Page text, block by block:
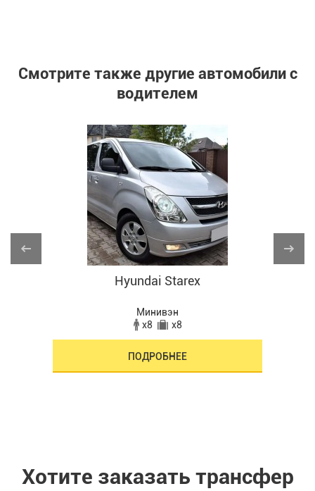
Смотрите также другие автомобили с
водителем
Hyundai Starex
Минивэн
x8
x8
ПОДРОБНЕЕ
Хотите заказать трансфер